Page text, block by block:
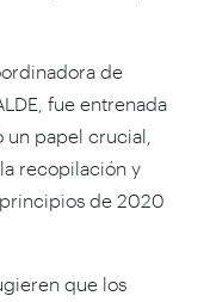
de
fue entrenada
papel crucial,
recopilación y
de 2020
que los